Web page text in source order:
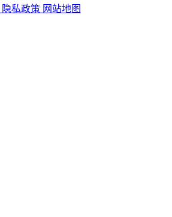
隐私政策 网站地图